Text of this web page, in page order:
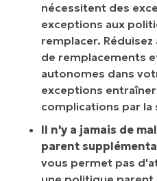
nécessitent des
exceptions aux
remplacer.
de remplacements
autonomes dans
exceptions
complications par la
Il n'y a jamais de
parent
vous permet pas